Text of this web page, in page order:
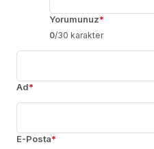
Yorumunuz*
0/30 karakter
Ad*
E-Posta*